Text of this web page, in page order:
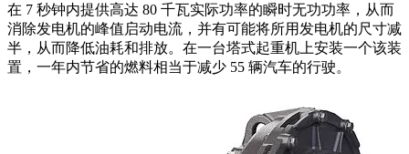
在 7 秒钟内提供高达 80 千瓦实际功率的瞬时无功功率，从而
消除发电机的峰值启动电流，并有可能将所用发电机的尺寸减
半，从而降低油耗和排放。在一台塔式起重机上安装一个该装
置，一年内节省的燃料相当于减少 55 辆汽车的行驶。